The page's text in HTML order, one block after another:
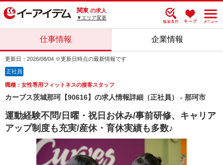
関東 の求人
▼エリア変更
仕事情報 企業情報
更新日：2026/08/04 ※更新日時点の最新情報です
正社員
職種：女性専用フィットネスの接客スタッフ
カーブス茨城那珂【90616】の求人情報詳細（正社員） - 那珂市
運動経験不問/日曜・祝日お休み/事前研修、キャリア
アップ制度も充実/産休・育休実績も多数♪